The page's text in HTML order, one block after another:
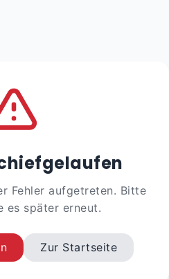
Fehler aufgetreten. Bitte
es später erneut.
Zur Startseite